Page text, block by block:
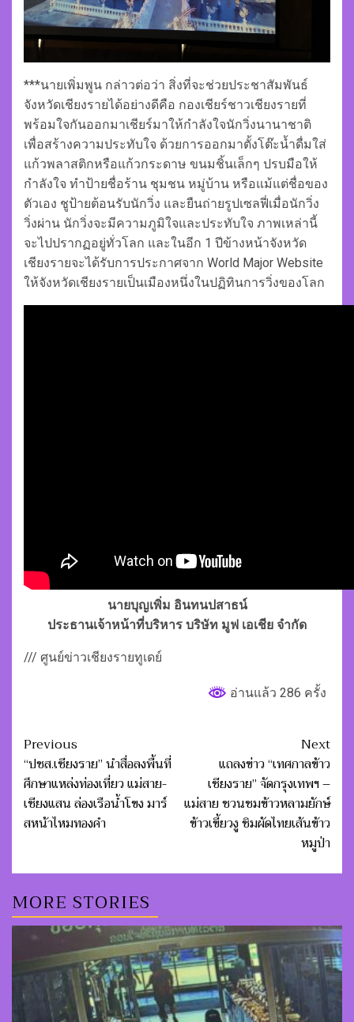
***นายเพิ่มพูน กล่าวต่อว่า สิ่งที่จะช่วยประชาสัมพันธ์
จังหวัดเชียงรายได้อย่างดีคือ กองเชียร์ชาวเชียงรายที่
พร้อมใจกันออกมาเชียร์มาให้กำลังใจนักวิ่งนานาชาติ
เพื่อสร้างความประทับใจ ด้วยการออกมาตั้งโต๊ะน้ำดื่มใส่
แก้วพลาสติกหรือแก้วกระดาษ ขนมชิ้นเล็กๆ ปรบมือให้
กำลังใจ ทำป้ายชื่อร้าน ชุมชน หมู่บ้าน หรือแม้แต่ชื่อของ
ตัวเอง ชูป้ายต้อนรับนักวิ่ง และยืนถ่ายรูปเซลฟี่เมื่อนักวิ่ง
วิ่งผ่าน นักวิ่งจะมีความภูมิใจและประทับใจ ภาพเหล่านี้
จะไปปรากฏอยู่ทั่วโลก และในอีก 1 ปีข้างหน้าจังหวัด
เชียงรายจะได้รับการประกาศจาก World Major Website
ให้จังหวัดเชียงรายเป็นเมืองหนึ่งในปฏิทินการวิ่งของโลก
นายบุญเพิ่ม อินทนปสาธน์
ประธานเจ้าหน้าที่บริหาร บริษัท มูฟ เอเชีย จำกัด
/// ศูนย์ข่าวเชียงรายทูเดย์
อ่านแล้ว 286 ครั้ง
Post
navigation
Previous
“ปชส.เชียงราย” นำสื่อลงพื้นที่
ศึกษาแหล่งท่องเที่ยว แม่สาย-
เชียงแสน ล่องเรือน้ำโขง มาร์
สหน้าไหมทองคำ
Next
แถลงข่าว “เทศกาลข้าว
เชียงราย” จัดกรุงเทพฯ –
แม่สาย ชวนชมข้าวหลามยักษ์
ข้าวเขี้ยวงู ชิมผัดไทยเส้นข้าว
หมูป่า
MORE STORIES